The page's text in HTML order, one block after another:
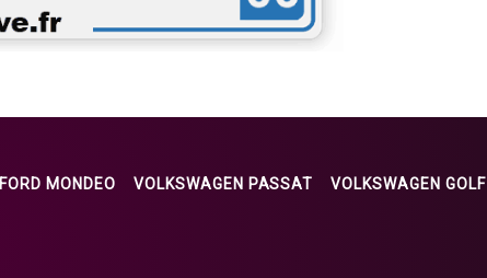
FORD MONDEO VOLKSWAGEN PASSAT VOLKSWAGEN GOLF